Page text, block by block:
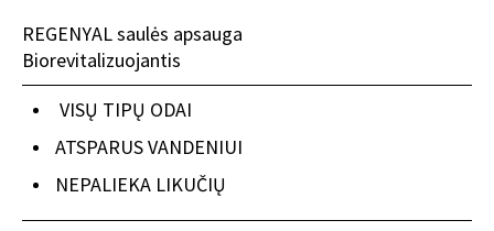
REGENYAL saulės apsauga
Biorevitalizuojantis
VISŲ TIPŲ ODAI
ATSPARUS VANDENIUI
NEPALIEKA LIKUČIŲ